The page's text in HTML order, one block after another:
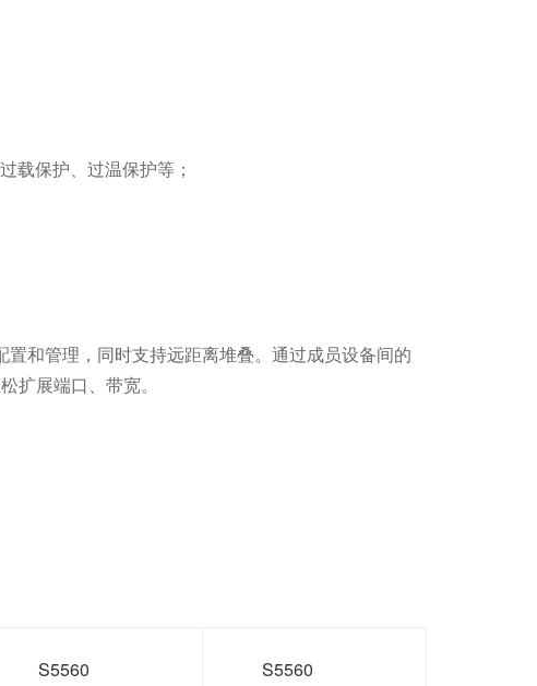
保护、过温保护等；
和管理，同时支持远距离堆叠。通过成员设备间的
扩展端口、带宽。
S5560
S5560